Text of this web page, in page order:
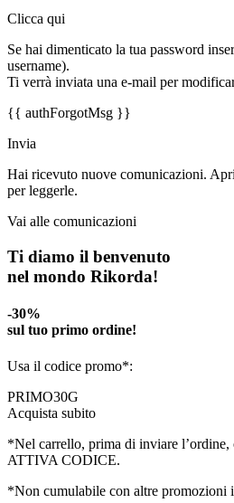
Clicca qui
Se hai dimenticato la tua password
username).
Ti verrà inviata una e-mail per
{{ authForgotMsg }}
Invia
Hai ricevuto nuove comunicazioni.
per leggerle.
Vai alle comunicazioni
Ti diamo il benvenuto
nel mondo Rikorda!
-30%
sul tuo primo ordine!
Usa il codice promo*:
PRIMO30G
Acquista subito
*Nel carrello, prima di inviare l’ordine,
ATTIVA CODICE.
*Non cumulabile con altre promozioni